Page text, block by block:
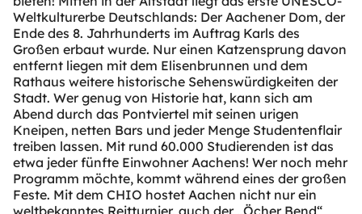
Weltkulturerbe Deutschlands: Der Aachener Dom, der
Ende des 8. Jahrhunderts im Auftrag Karls des
Großen erbaut wurde. Nur einen Katzensprung davon
entfernt liegen mit dem Elisenbrunnen und dem
Rathaus weitere historische Sehenswürdigkeiten der
Stadt. Wer genug von Historie hat, kann sich am
Abend durch das Pontviertel mit seinen urigen
Kneipen, netten Bars und jeder Menge Studentenflair
treiben lassen. Mit rund 60.000 Studierenden ist das
etwa jeder fünfte Einwohner Aachens! Wer noch mehr
Programm möchte, kommt während eines der großen
Feste. Mit dem CHIO hostet Aachen nicht nur ein